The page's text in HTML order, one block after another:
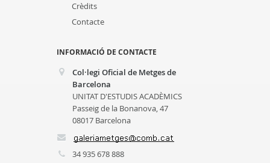
Crèdits
Contacte
INFORMACIÓ DE CONTACTE
Col·legi Oficial de Metges de
Barcelona
UNITAT D'ESTUDIS ACADÈMICS
Passeig de la Bonanova, 47
08017 Barcelona
34 935 678 888